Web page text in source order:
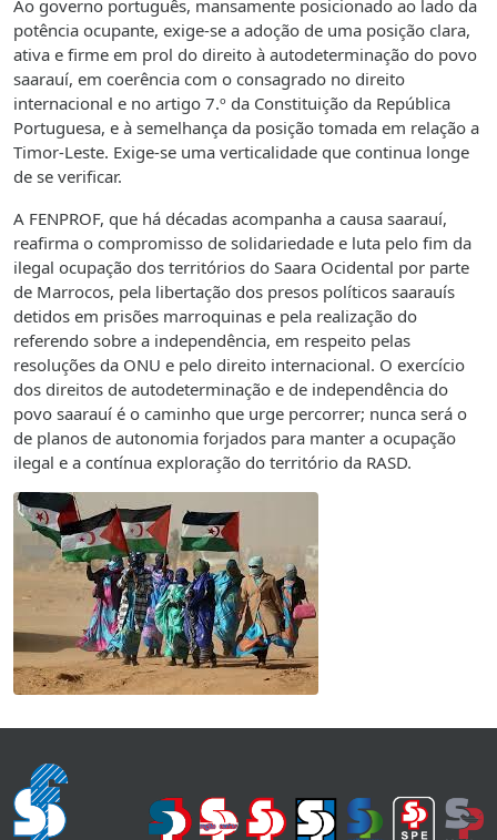
Ao governo português, mansamente posicionado ao lado da
potência ocupante, exige-se a adoção de uma posição clara,
ativa e firme em prol do direito à autodeterminação do povo
saarauí, em coerência com o consagrado no direito
internacional e no artigo 7.º da Constituição da República
Portuguesa, e à semelhança da posição tomada em relação a
Timor-Leste. Exige-se uma verticalidade que continua longe
de se verificar.
A FENPROF, que há décadas acompanha a causa saarauí,
reafirma o compromisso de solidariedade e luta pelo fim da
ilegal ocupação dos territórios do Saara Ocidental por parte
de Marrocos, pela libertação dos presos políticos saarauís
detidos em prisões marroquinas e pela realização do
referendo sobre a independência, em respeito pelas
resoluções da ONU e pelo direito internacional. O exercício
dos direitos de autodeterminação e de independência do
povo saarauí é o caminho que urge percorrer; nunca será o
de planos de autonomia forjados para manter a ocupação
ilegal e a contínua exploração do território da RASD.